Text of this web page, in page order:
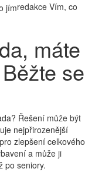
redakce Vím, co
máte
se
Řešení může být
nejpřirozenější
zlepšení celkového
a může ji
po seniory.